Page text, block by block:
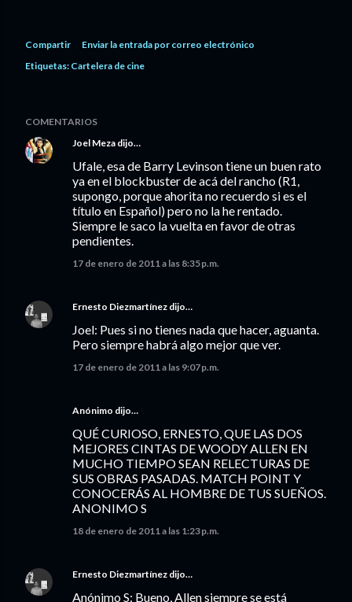
Compartir
Enviar la entrada por correo electrónico
Etiquetas: Cartelera de cine
COMENTARIOS
Joel Meza dijo…
Ufale, esa de Barry Levinson tiene un buen rato
ya en el blockbuster de acá del rancho (R1,
supongo, porque ahorita no recuerdo si es el
título en Español) pero no la he rentado.
Siempre le saco la vuelta en favor de otras
pendientes.
17 de enero de 2011 a las 8:35 p.m.
Ernesto Diezmartínez dijo…
Joel: Pues si no tienes nada que hacer, aguanta.
Pero siempre habrá algo mejor que ver.
17 de enero de 2011 a las 9:07 p.m.
Anónimo dijo…
QUÉ CURIOSO, ERNESTO, QUE LAS DOS
MEJORES CINTAS DE WOODY ALLEN EN
MUCHO TIEMPO SEAN RELECTURAS DE
SUS OBRAS PASADAS. MATCH POINT Y
CONOCERÁS AL HOMBRE DE TUS SUEÑOS.
ANONIMO S
18 de enero de 2011 a las 1:23 p.m.
Ernesto Diezmartínez dijo…
Anónimo S: Bueno, Allen siempre se está